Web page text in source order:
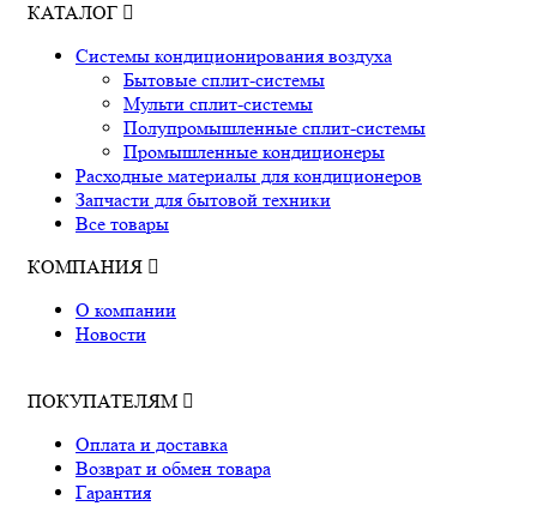
КАТАЛОГ
Системы кондиционирования воздуха
Бытовые сплит-системы
Мульти сплит-системы
Полупромышленные сплит-системы
Промышленные кондиционеры
Расходные материалы для кондиционеров
Запчасти для бытовой техники
Все товары
КОМПАНИЯ
О компании
Новости
ПОКУПАТЕЛЯМ
Оплата и доставка
Возврат и обмен товара
Гарантия